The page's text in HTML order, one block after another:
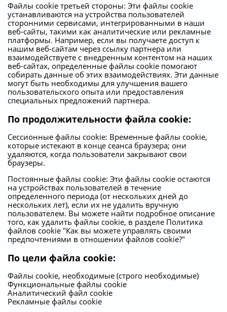
Файлы cookie третьей стороны: Эти файлы cookie
устанавливаются на устройства пользователей
сторонними сервисами, интегрированными в наши
веб-сайты, такими как аналитические или рекламные
платформы. Например, если вы получаете доступ к
нашим веб-сайтам через ссылку партнера или
взаимодействуете с внедренным контентом на наших
веб-сайтах, определенные файлы cookie помогают
собирать данные об этих взаимодействиях. Эти данные
могут быть необходимы для улучшения вашего
пользовательского опыта или предоставления
специальных предложений партнера.
По продолжительности файла cookie:
Сессионные файлы cookie: Временные файлы cookie,
которые истекают в конце сеанса браузера; они
удаляются, когда пользователи закрывают свои
браузеры.
Постоянные файлы cookie: Эти файлы cookie остаются
на устройствах пользователей в течение
определенного периода (от нескольких дней до
нескольких лет), если их не удалить вручную
пользователем. Вы можете найти подробное описание
того, как удалить файлы cookie, в разделе Политика
файлов cookie "Как вы можете управлять своими
предпочтениями в отношении файлов cookie?"
По цели файла cookie:
Файлы cookie, необходимые (строго необходимые)
Функциональные файлы cookie
Аналитический файл cookie
Рекламные файлы cookie